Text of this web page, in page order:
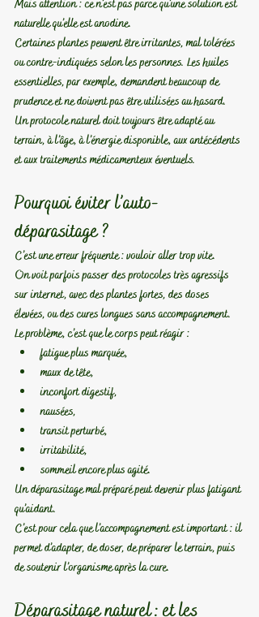
Mais attention : ce n’est pas parce qu’une solution est
naturelle qu’elle est anodine.
Certaines plantes peuvent être irritantes, mal tolérées
ou contre-indiquées selon les personnes. Les huiles
essentielles, par exemple, demandent beaucoup de
prudence et ne doivent pas être utilisées au hasard.
Un protocole naturel doit toujours être adapté au
terrain, à l’âge, à l’énergie disponible, aux antécédents
et aux traitements médicamenteux éventuels.
Pourquoi éviter l’auto-
déparasitage ?
C’est une erreur fréquente : vouloir aller trop vite.
On voit parfois passer des protocoles très agressifs
sur internet, avec des plantes fortes, des doses
élevées, ou des cures longues sans accompagnement.
Le problème, c’est que le corps peut réagir :
fatigue plus marquée,
maux de tête,
inconfort digestif,
nausées,
transit perturbé,
irritabilité,
sommeil encore plus agité.
Un déparasitage mal préparé peut devenir plus fatigant
qu’aidant.
C’est pour cela que l’accompagnement est important : il
permet d’adapter, de doser, de préparer le terrain, puis
de soutenir l’organisme après la cure.
Déparasitage naturel : et les